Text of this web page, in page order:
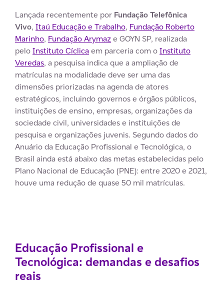
Lançada recentemente por Fundação Telefônica
Vivo, Itaú Educação e Trabalho, Fundação Roberto
Marinho, Fundação Arymaze GOYN SP, realizada
peloInstituto Cíclicaem parceria com oInstituto
Veredas, a pesquisa indica que a ampliação de
matrículas na modalidade deve ser uma das
dimensões priorizadas na agenda de atores
estratégicos, incluindo governos e órgãos públicos,
instituições de ensino, empresas, organizações da
sociedade civil, universidades e instituições de
pesquisa e organizações juvenis. Segundo dados do
Anuário da Educação Profissional e Tecnológica, o
Brasil ainda está abaixo das metas estabelecidas pelo
Plano Nacional de Educação (PNE): entre 2020 e 2021,
houve uma redução de quase 50 mil matrículas.
Educação Profissional e
Tecnológica: demandas e desafios
reais